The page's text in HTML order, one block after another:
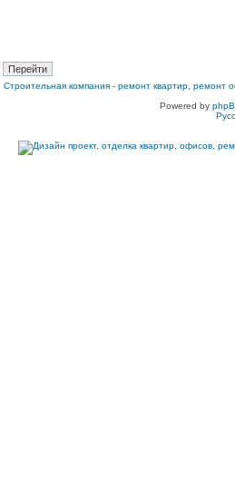
Строительная компания - ремонт квартир, ремонт
Powered by